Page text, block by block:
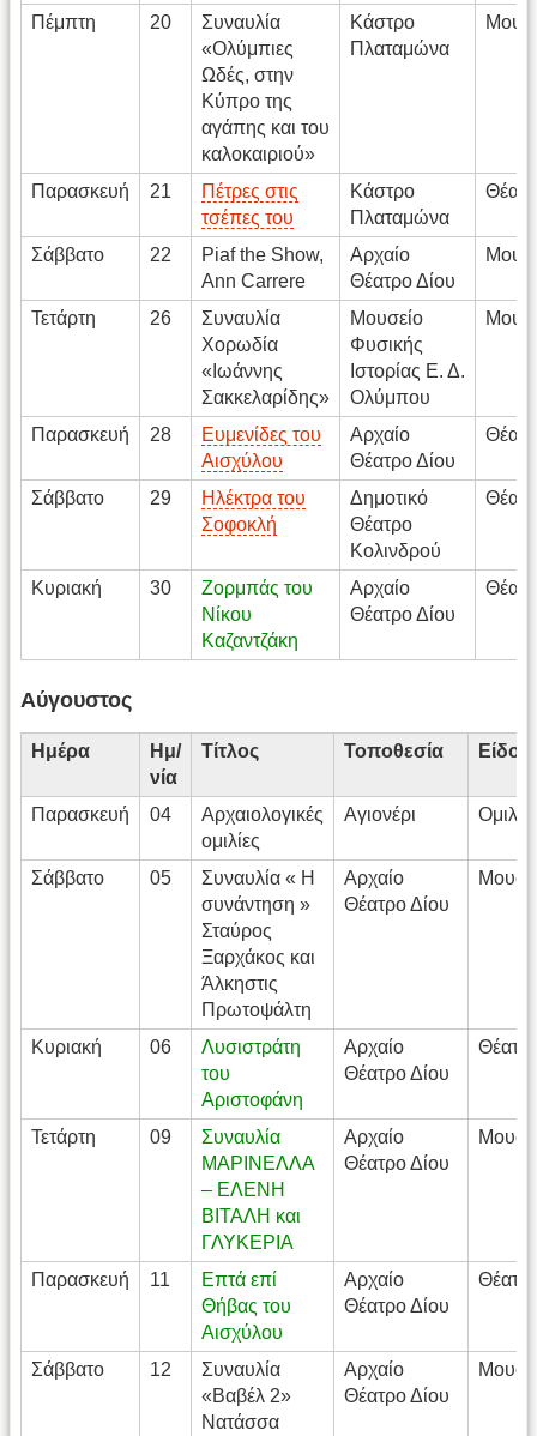
Πέμπτη 20
Συναυλία
«Ολύμπιες
Ωδές, στην
Κύπρο της
αγάπης και του
καλοκαιριού»
Κάστρο
Πλαταμώνα
Παρασκευή 21
Πέτρες στις
τσέπες του
Κάστρο
Πλαταμώνα
Σάββατο 22
Piaf the Show,
Ann Carrere
Αρχαίο
Θέατρο Δίου
Τετάρτη 26
Συναυλία
Χορωδία
«Ιωάννης
Σακκελαρίδης»
Μουσείο
Φυσικής
Ιστορίας Ε. Δ.
Ολύμπου
Παρασκευή 28
Ευμενίδες του
Αισχύλου
Αρχαίο
Θέατρο Δίου
Σάββατο 29
Ηλέκτρα του
Σοφοκλή
Δημοτικό
Θέατρο
Κολινδρού
Κυριακή 30
Ζορμπάς του
Νίκου
Καζαντζάκη
Αρχαίο
Θέατρο Δίου
Αύγουστος
Ημέρα
Ημ/
νία
Τίτλος Τοποθεσία Είδος
Παρασκευή 04
Αρχαιολογικές
ομιλίες
Αγιονέρι
Σάββατο 05
Συναυλία « Η
συνάντηση »
Σταύρος
Ξαρχάκος και
Άλκηστις
Πρωτοψάλτη
Αρχαίο
Θέατρο Δίου
Κυριακή 06
Λυσιστράτη
του
Αριστοφάνη
Αρχαίο
Θέατρο Δίου
Τετάρτη 09
Συναυλία
ΜΑΡΙΝΕΛΛΑ
– ΕΛΕΝΗ
ΒΙΤΑΛΗ και
ΓΛΥΚΕΡΙΑ
Αρχαίο
Θέατρο Δίου
Παρασκευή 11
Επτά επί
Θήβας του
Αισχύλου
Αρχαίο
Θέατρο Δίου
Σάββατο 12
Συναυλία
«Βαβέλ 2»
Νατάσσα
Αρχαίο
Θέατρο Δίου